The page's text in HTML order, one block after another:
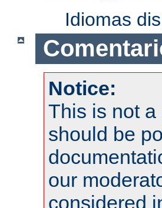
Idiomas
Notice:
This is not
should be
our
considered